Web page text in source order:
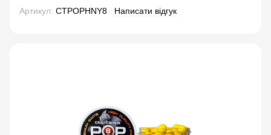
Артикул: CTPOPHNY8 Написати відгук